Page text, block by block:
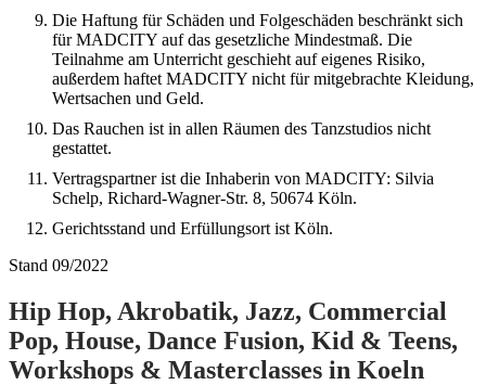
Die Haftung für Schäden und Folgeschäden beschränkt sich
für MADCITY auf das gesetzliche Mindestmaß. Die
Teilnahme am Unterricht geschieht auf eigenes Risiko,
außerdem haftet MADCITY nicht für mitgebrachte Kleidung,
Wertsachen und Geld.
Das Rauchen ist in allen Räumen des Tanzstudios nicht
gestattet.
Vertragspartner ist die Inhaberin von MADCITY: Silvia
Schelp, Richard-Wagner-Str. 8, 50674 Köln.
Gerichtsstand und Erfüllungsort ist Köln.
Stand 09/2022
Hip Hop, Akrobatik, Jazz, Commercial
Pop, House, Dance Fusion, Kid & Teens,
Workshops & Masterclasses in Koeln